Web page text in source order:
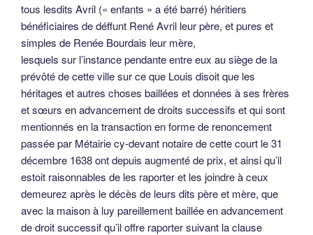
tous lesdits Avril (« enfants » a été barré) héritiers
bénéficiaires de déffunt René Avril leur père, et pures et
simples de Renée Bourdais leur mère,
lesquels sur l’instance pendante entre eux au siège de la
prévôté de cette ville sur ce que Louis disoit que les
héritages et autres choses baillées et données à ses frères
et sœurs en advancement de droits successifs et qui sont
mentionnés en la transaction en forme de renoncement
passée par Métairie cy-devant notaire de cette court le 31
décembre 1638 ont depuis augmenté de prix, et ainsi qu’il
estoit raisonnables de les raporter et les joindre à ceux
demeurez après le décès de leurs dits père et mère, que
avec la maison à luy pareillement baillée en advancement
de droit successif qu’il offre raporter suivant la clause